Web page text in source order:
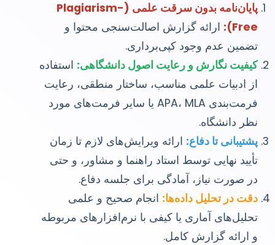
پایان‌نامه بدون سرقت علمی (Plagiarism-
Free):
ارائه گزارش اصالت‌سنجی محتوا و
تضمین عدم وجود کپی‌برداری.
کیفیت نگارش و رعایت اصول دانشگاهی: استفاده
از ادبیات علمی مناسب، ساختار منطقی، رعایت
فرمت‌بندی APA، MLA یا سایر فرمت‌های مورد
نظر دانشگاه.
پشتیبانی تا دفاع: ارائه ویرایش‌های لازم تا زمان
تأیید نهایی توسط استاد راهنما و مشاور، و حتی
در صورت نیاز، آمادگی برای جلسه دفاع.
دقت در تحلیل داده‌ها: انجام صحیح و علمی
تحلیل‌های آماری یا کیفی با نرم‌افزارهای مربوطه
و ارائه گزارش کامل.